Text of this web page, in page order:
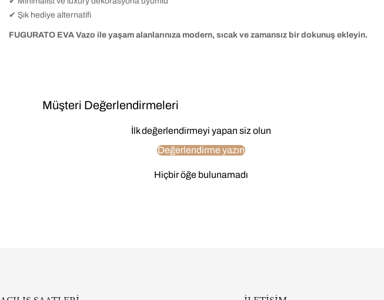
✔ Şık hediye alternatifi
FUGURATO EVA Vazo ile yaşam alanlarınıza modern, sıcak ve zamansız bir dokunuş ekleyin.
Müşteri Değerlendirmeleri
İlk değerlendirmeyi yapan siz olun
Değerlendirme yazın
Hiçbir öğe bulunamadı